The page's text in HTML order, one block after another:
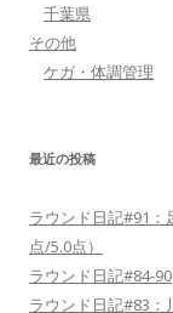
千葉県
その他
ケガ・体調管理
最近の投稿
ラウンド日記#91
点/5.0点）
ラウンド日記#84-90
ラウンド日記#83